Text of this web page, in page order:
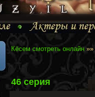
Кёсем смотреть онлайн»»
46 серия